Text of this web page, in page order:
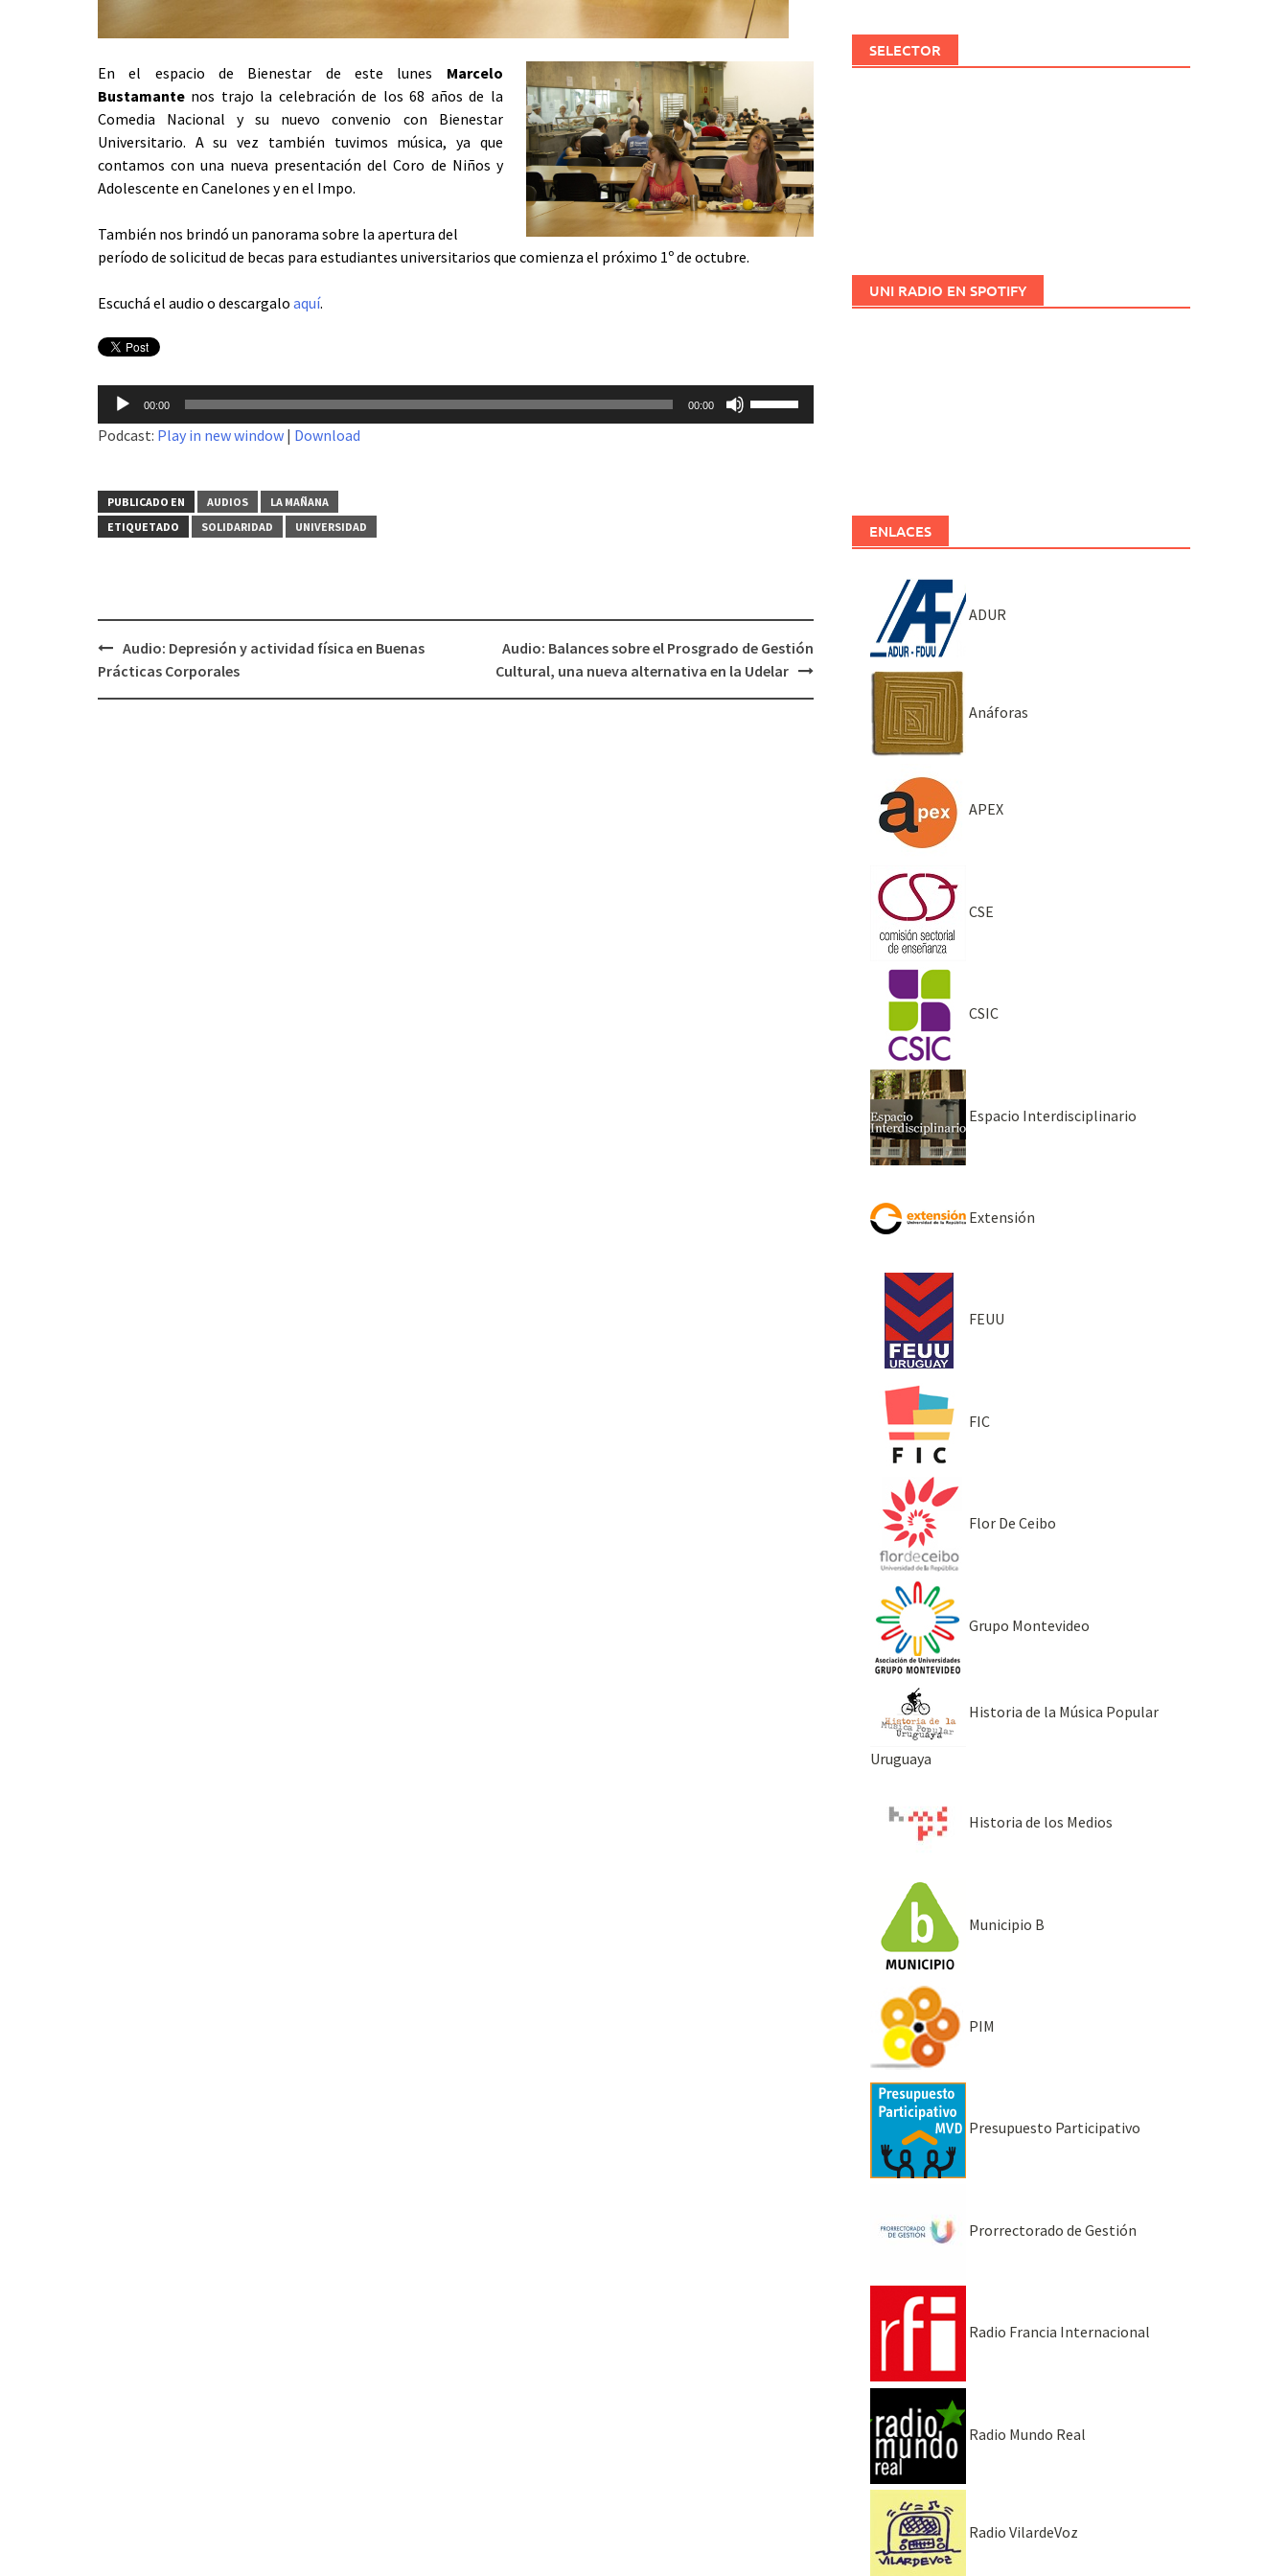
En el espacio de Bienestar de este lunes Marcelo
Bustamante nos trajo la celebración de los 68 años de la
Comedia Nacional y su nuevo convenio con Bienestar
Universitario. A su vez también tuvimos música, ya que
contamos con una nueva presentación del Coro de Niños y
Adolescente en Canelones y en el Impo.
También nos brindó un panorama sobre la apertura del
período de solicitud de becas para estudiantes universitarios que comienza el próximo 1º de octubre.
Escuchá el audio o descargalo aquí.
Reproductor
de
audio
00:00 00:00
el
volumen.
Podcast: Play in new window | Download
PUBLICADO EN AUDIOS
LA MAÑANA
ETIQUETADO
SOLIDARIDAD UNIVERSIDAD
Navegación
Audio: Depresión y actividad física en Buenas
Prácticas Corporales
Audio: Balances sobre el Prosgrado de Gestión
Cultural, una nueva alternativa en la Udelar
SELECTOR
UNI RADIO EN SPOTIFY
ENLACES
ADUR
Anáforas
APEX
CSE
CSIC
Espacio Interdisciplinario
Extensión
FEUU
FIC
Flor De Ceibo
Grupo Montevideo
Historia de la Música Popular
Uruguaya
Historia de los Medios
Municipio B
PIM
Presupuesto Participativo
Prorrectorado de Gestión
Radio Francia Internacional
Radio Mundo Real
Radio VilardeVoz